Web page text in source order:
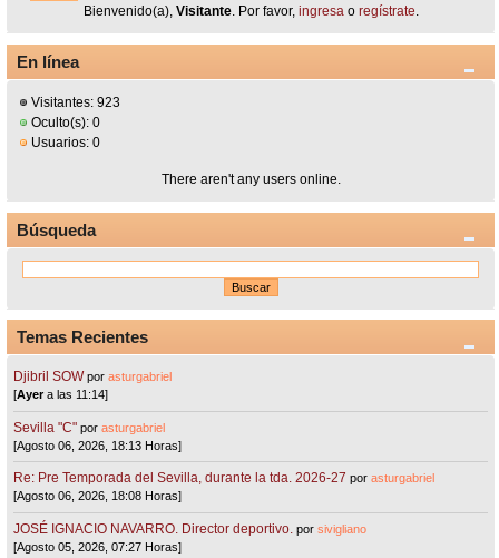
Bienvenido(a), Visitante. Por favor, ingresao regístrate.
En línea
Visitantes: 923
Oculto(s): 0
Usuarios: 0
There aren't any users online.
Búsqueda
Temas Recientes
Djibril SOW porasturgabriel
[Ayera las 11:14]
Sevilla "C"porasturgabriel
[Agosto 06, 2026, 18:13 Horas]
Re: Pre Temporada del Sevilla, durante la tda. 2026-27 porasturgabriel
[Agosto 06, 2026, 18:08 Horas]
JOSÉ IGNACIO NAVARRO. Director deportivo. porsivigliano
[Agosto 05, 2026, 07:27 Horas]